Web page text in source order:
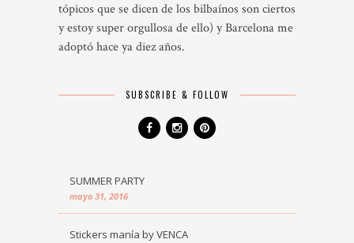
tópicos que se dicen de los bilbaínos son ciertos
y estoy super orgullosa de ello) y Barcelona me
adoptó hace ya diez años.
SUBSCRIBE & FOLLOW
SUMMER PARTY
mayo 31, 2016
Stickers manía by VENCA